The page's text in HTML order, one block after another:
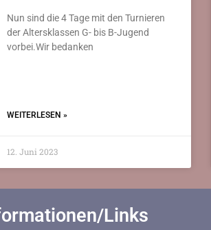
Nun sind die 4 Tage mit den Turnieren
der Altersklassen G- bis B-Jugend
vorbei.Wir bedanken
WEITERLESEN »
12. Juni 2023
Links